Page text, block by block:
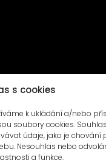
s cookies
k ukládání a/nebo
soubory cookies.
údaje, jako je chování
Nesouhlas nebo
a funkce.